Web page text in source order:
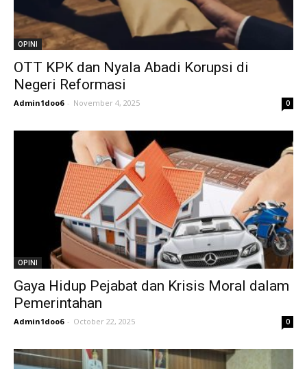
OPINI
OTT KPK dan Nyala Abadi Korupsi di
Negeri Reformasi
Admin1doo6 - November 4, 2025 0
OPINI
Gaya Hidup Pejabat dan Krisis Moral dalam
Pemerintahan
Admin1doo6 - October 22, 2025 0